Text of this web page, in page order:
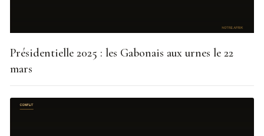
Présidentielle 2025 : les Gabonais aux urnes le 22
mars